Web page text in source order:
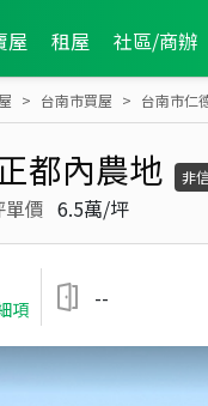
屋 租屋 社區/商辦
台南市買屋 台南市仁
都內農地 非
單價 6.5萬/坪
項 --